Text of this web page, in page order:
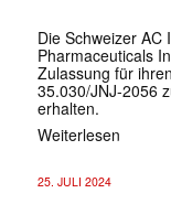
Die Schweizer AC
Pharmaceuticals
Zulassung für
35.030/JNJ-2056
erhalten.
Weiterlesen
25. JULI 2024